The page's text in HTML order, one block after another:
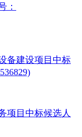
：
备建设项目中标
项目中标候选人